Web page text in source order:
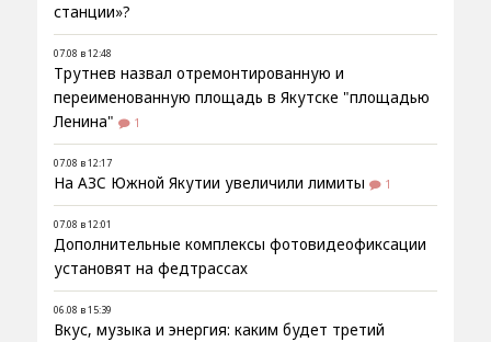
станции»?
07.08 в 12:48
Трутнев назвал отремонтированную и
переименованную площадь в Якутске "площадью
Ленина"
1
07.08 в 12:17
На АЗС Южной Якутии увеличили лимиты 1
07.08 в 12:01
Дополнительные комплексы фотовидеофиксации
установят на федтрассах
06.08 в 15:39
Вкус, музыка и энергия: каким будет третий